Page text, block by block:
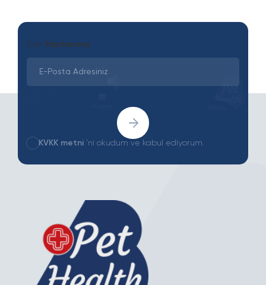
Son Yazılarımız
KVKK metni 'ni okudum ve kabul ediyorum.